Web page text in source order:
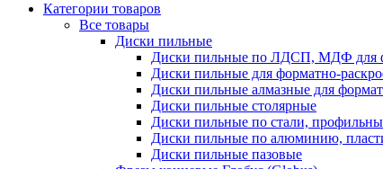
Категории товаров
Все товары
Диски пильные
Диски пильные по ЛДСП, МДФ для
Диски пильные для форматно-
Диски пильные алмазные для
Диски пильные столярные
Диски пильные по стали,
Диски пильные по алюминию,
Диски пильные пазовые